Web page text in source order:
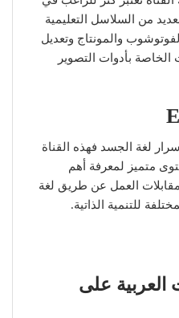
من السلاسل التعليمية
والمونتاج وتعديل
الخاصة بأدوات التصوير
لغة الجسد فهذه القناة
متميز لمعرفة أهم
العمل عن طريق لغة
للتنمية الذاتية.
العربية على